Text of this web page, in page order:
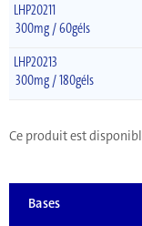
LHP20211
300mg / 60géls
LHP20213
300mg / 180géls
Ce produit est
Bases